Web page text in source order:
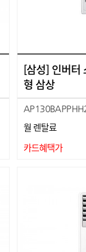
[삼성] 인버터
형 삼상
월 렌탈료
카드혜택가